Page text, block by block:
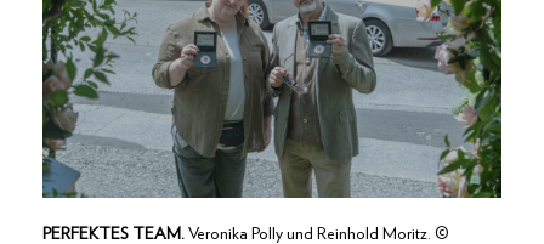
PERFEKTES TEAM. Veronika Polly und Reinhold Moritz. ©